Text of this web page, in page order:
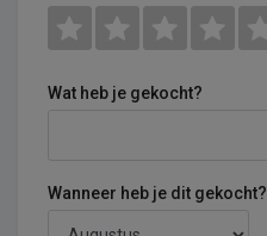
Wat heb je gekocht?
Wanneer heb je dit gekocht?